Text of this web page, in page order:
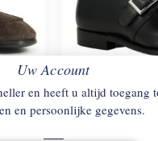
Uw Account
en heeft u altijd toegang
en persoonlijke gegevens.